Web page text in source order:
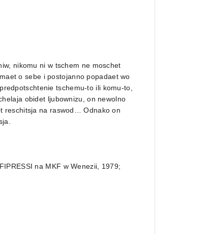
nikomu ni w tschem ne moschet
o sebe i postojanno popadaet wo
tschemu-to ili komu-to,
obidet ljubownizu, on newolno
reschitsja na raswod… Odnako on
na MKF w Wenezii, 1979;